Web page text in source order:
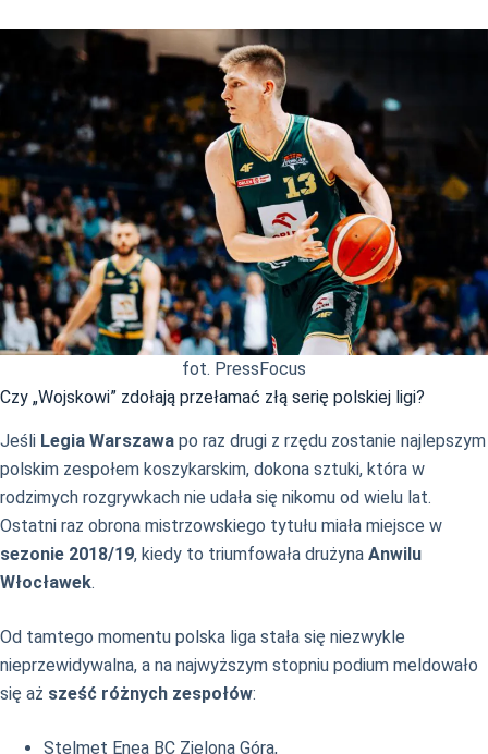
fot. PressFocus
Czy „Wojskowi” zdołają przełamać złą serię polskiej ligi?
Jeśli Legia Warszawa po raz drugi z rzędu zostanie najlepszym
polskim zespołem koszykarskim, dokona sztuki, która w
rodzimych rozgrywkach nie udała się nikomu od wielu lat.
Ostatni raz obrona mistrzowskiego tytułu miała miejsce w
sezonie 2018/19, kiedy to triumfowała drużyna Anwilu
Włocławek.
Od tamtego momentu polska liga stała się niezwykle
nieprzewidywalna, a na najwyższym stopniu podium meldowało
się aż sześć różnych zespołów:
Stelmet Enea BC Zielona Góra,